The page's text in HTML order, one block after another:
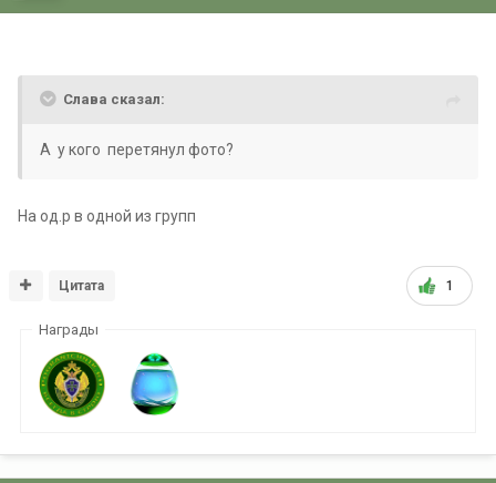
Славa сказал:
А у кого перетянул фото?
На од.р в одной из групп
1
Цитата
Награды